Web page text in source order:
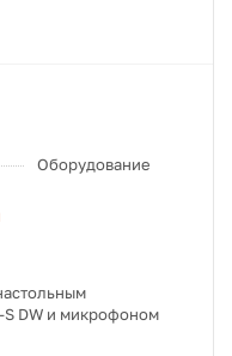
Оборудование
S DW и микрофоном